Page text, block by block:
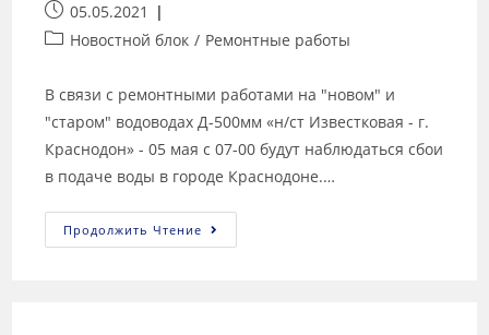
05.05.2021
Новостной блок / Ремонтные работы
В связи с ремонтными работами на "новом" и
"старом" водоводах Д-500мм «н/ст Известковая - г.
Краснодон» - 05 мая с 07-00 будут наблюдаться сбои
в подаче воды в городе Краснодоне.…
Продолжить Чтение